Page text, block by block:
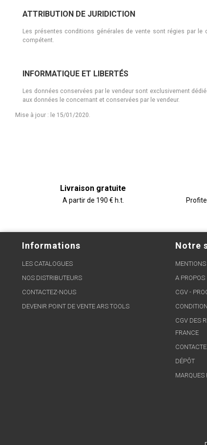
ATTRIBUTION DE JURIDICTION
Les présentes conditions générales de vente sont régies par
compétent.
INFORMATIQUE ET LIBERTÉS
Les données conservées par le vendeur sont exclusivement
aux données le concernant et conservées par le vendeur.
Mise à jour : le 15/01/2020.
Livraison gratuite
A partir de 190 € h.t.
Informations
LES CATALOGUES
NOS DISTRIBUTEURS
CONTACTEZ-NOUS
DEVENIR POINT DE VENTE ARS TOOLS
Notre
A PROPOS
CGV -
CGV DES
FRANCE
DÉPÔT
MARQUES